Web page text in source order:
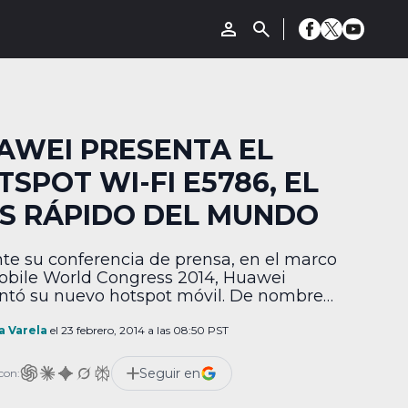
PRESENTA EL
WI-FI E5786, EL
RÁPIDO DEL MUNDO
su conferencia de prensa, en el marco
World Congress 2014, Huawei
su nuevo hotspot móvil. De nombre
lo que lo convierte en el hotspot más
del Huawei E5786 dura hasta 10
[…]
Varela el 23 febrero, 2014 a las 08:50 PST
Seguir en